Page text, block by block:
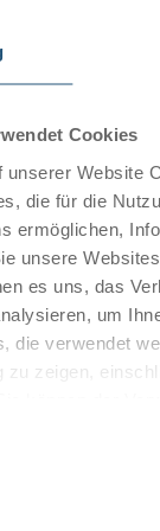
Cookies
unserer Website
die für die
ermöglichen,
unsere
es uns, das
um
die verwendet
zu zeigen,
KOSTENFREI
Sie